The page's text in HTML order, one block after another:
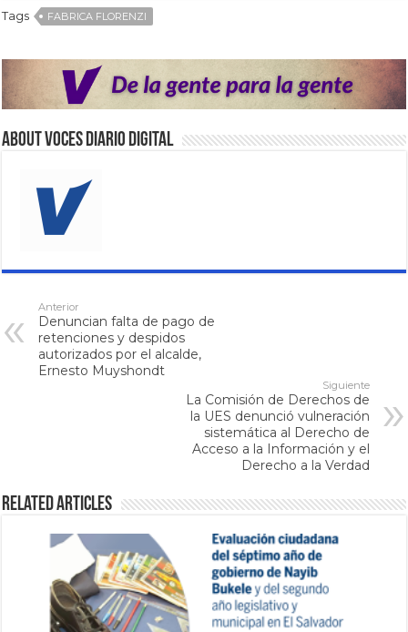
Tags FABRICA FLORENZI
About VOCES Diario digital
Anterior
Denuncian falta de pago de
retenciones y despidos
autorizados por el alcalde,
Ernesto Muyshondt
Siguiente
La Comisión de Derechos de
la UES denunció vulneración
sistemática al Derecho de
Acceso a la Información y el
Derecho a la Verdad
Related Articles